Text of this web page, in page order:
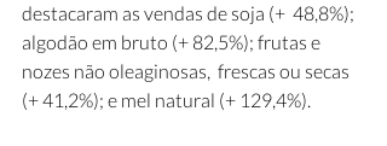
destacaram as vendas de soja (+  48,8%);
algodão em bruto (+ 82,5%); frutas e
nozes não oleaginosas,  frescas ou secas
(+ 41,2%); e mel natural (+ 129,4%).